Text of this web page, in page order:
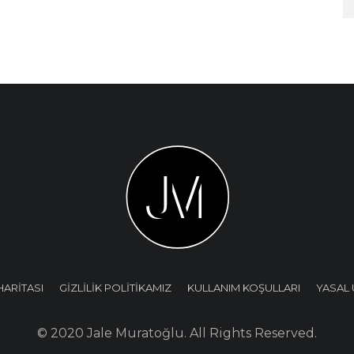
GİZLİLİK POLİTİKAMIZ KULLANIM KOŞULLARI YASAL
© 2020 Jale Muratoğlu. All Rights Reserved.